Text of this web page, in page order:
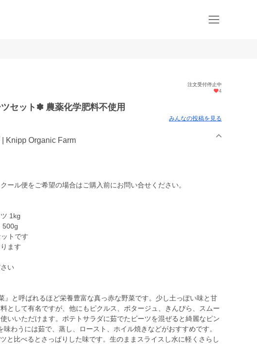
注文受付停止中
4
セット✽ 農薬化学肥料不使用
みんなの投稿を見る
Knipp Organic Farm
ール便をご希望の場合はご購入前にお問い合せください。
1kg
500g
トです
ます
い
』と呼ばれるほど栄養豊富な真っ赤な野菜です。少し土っぽい味と甘
として有名ですが、他にもピクルス、ポタージュ、きんぴら、スムー
いいただけます。ポテトサラダに茹でたビーツを混ぜると綺麗なピン
味わうには茹で、蒸し、ロースト、ホイル焼きなどがおすすめです。
と比べるとさっぱりした味です。生のままスライスし水に軽くさらし